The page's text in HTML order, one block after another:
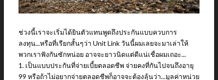
ช่วงนี้เราจะเริ่มได้ยินตัวแทนพูดถึงประกันแบบควบการ
ลงทุน...หรือที่เรียกสั้นๆว่า Unit Link วันนี้ผมเลยจะมาเล่าให้
พวกเราฟังกันซักหน่อย อาจจะยาวนิดแต่ดีแน่เชื่อผมเถอะ...
1. เป็นแบบประกันที่จ่ายเบี้ยตลอดชีพ จ่ายคงที่กันไปจนถึงอายุ
99 หรือถ้าไม่อยากจ่ายตลอดชีพก็อาจจะต้องลุ้นว่า...มูลค่าหน่วย